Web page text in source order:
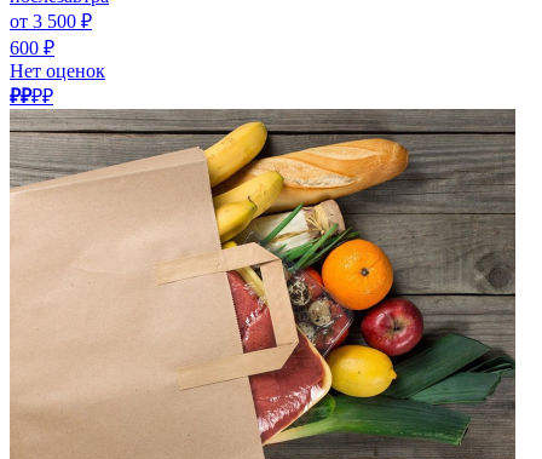
от 3 500 ₽
600 ₽
Нет оценок
₽₽₽₽